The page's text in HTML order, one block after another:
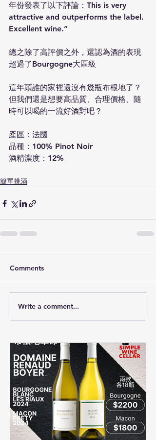
年份發表了以下評論：This is very
attractive and outperforms the label.
Excellent wine.”
總之除了高評價之外，還認為酒的表現
超過了Bourgogne大區級
這年頭誰的家裡還沒有幾瓶布根地了？
但我們還是想要高品質、合理價格、隨
時可以喝的一流好酒對吧？
產區：法國
品種：100% Pinot Noir
酒精濃度：12%
簡單挑酒
Comments
Write a comment...